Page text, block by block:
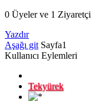
0 Üyeler ve 1
Yazdır
Aşağı git Sayfa1
Kullanıcı Eylemleri
Tekyürek